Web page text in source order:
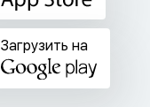
Загрузить на